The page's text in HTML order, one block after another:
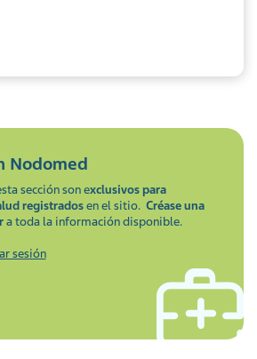
Nodomed
sección son exclusivos para
registradosen el sitio. Créase una
a toda la información disponible.
sesión